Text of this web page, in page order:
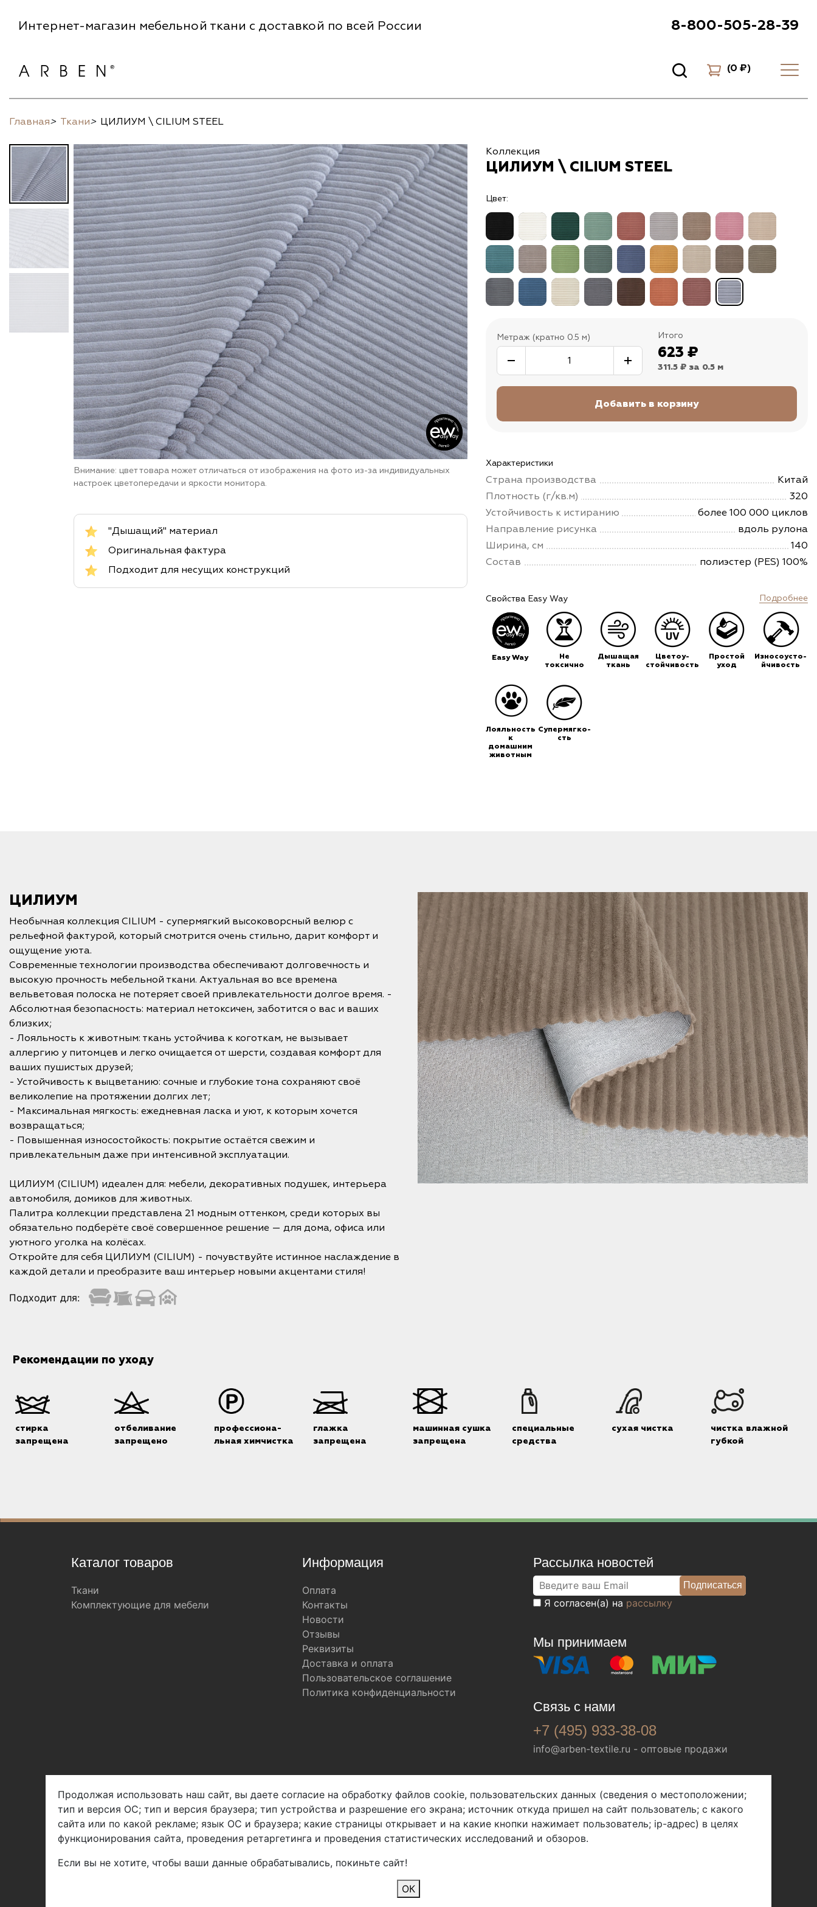
Интернет-магазин мебельной ткани с доставкой по всей России 8-800-505-28-39
(0 ₽)
Главная> Ткани> ЦИЛИУМ \ CILIUM STEEL
Внимание: цвет товара может отличаться от изображения на фото из-за индивидуальных
настроек цветопередачи и яркости монитора.
"Дышащий" материал
Оригинальная фактура
Подходит для несущих конструкций
Коллекция
ЦИЛИУМ \ CILIUM STEEL
Цвет:
Метраж (кратно 0.5 м) Итого
623 ₽
311.5 ₽ за 0.5 м
Характеристики
Страна производства
Китай
Плотность (г/кв.м)
320
Устойчивость к истиранию
более 100 000 циклов
Направление рисунка
вдоль рулона
Ширина, см
140
Состав
полиэстер (PES) 100%
Свойства Easy Way Подробнее
Easy Way
Не
токсично
Дышащая
ткань
Цветоу-
стойчивость
Простой
уход
Износоусто-
йчивость
Лояльность
к
домашним
животным
Супермягко-
сть
ЦИЛИУМ
Необычная коллекция CILIUM - супермягкий высоковорсный велюр с
рельефной фактурой, который смотрится очень стильно, дарит комфорт и
ощущение уюта.
Современные технологии производства обеспечивают долговечность и
высокую прочность мебельной ткани. Актуальная во все времена
вельветовая полоска не потеряет своей привлекательности долгое время. -
Абсолютная безопасность: материал нетоксичен, заботится о вас и ваших
близких;
- Лояльность к животным: ткань устойчива к коготкам, не вызывает
аллергию у питомцев и легко очищается от шерсти, создавая комфорт для
ваших пушистых друзей;
- Устойчивость к выцветанию: сочные и глубокие тона сохраняют своё
великолепие на протяжении долгих лет;
- Максимальная мягкость: ежедневная ласка и уют, к которым хочется
возвращаться;
- Повышенная износостойкость: покрытие остаётся свежим и
привлекательным даже при интенсивной эксплуатации.
ЦИЛИУМ (CILIUM) идеален для: мебели, декоративных подушек, интерьера
автомобиля, домиков для животных.
Палитра коллекции представлена 21 модным оттенком, среди которых вы
обязательно подберёте своё совершенное решение — для дома, офиса или
уютного уголка на колёсах.
Откройте для себя ЦИЛИУМ (CILIUM) - почувствуйте истинное наслаждение в
каждой детали и преобразите ваш интерьер новыми акцентами стиля!
Подходит для:
Рекомендации по уходу
стирка
запрещена
отбеливание
запрещено
профессиона-
льная химчистка
глажка
запрещена
машинная сушка
запрещена
специальные
средства
сухая чистка
чистка влажной
губкой
Каталог товаров
Ткани
Комплектующие для мебели
Информация
Оплата
Контакты
Новости
Отзывы
Реквизиты
Доставка и оплата
Пользовательское соглашение
Политика конфиденциальности
Рассылка новостей
Я согласен(а) на рассылку
Мы принимаем
Связь с нами
+7 (495) 933-38-08
info@arben-textile.ru - оптовые продажи
Арбен текстиль г. Щелково, пер.
1-й Советский д.25, владение 2.
Мы в соц. сетях
Продолжая использовать наш сайт, вы даете согласие на обработку файлов cookie, пользовательских данных (сведения о местоположении;
тип и версия ОС; тип и версия браузера; тип устройства и разрешение его экрана; источник откуда пришел на сайт пользователь; с какого
сайта или по какой рекламе; язык ОС и браузера; какие страницы открывает и на какие кнопки нажимает пользователь; ip-адрес) в целях
функционирования сайта, проведения ретаргетинга и проведения статистических исследований и обзоров.
Если вы не хотите, чтобы ваши данные обрабатывались, покиньте сайт!
ОК